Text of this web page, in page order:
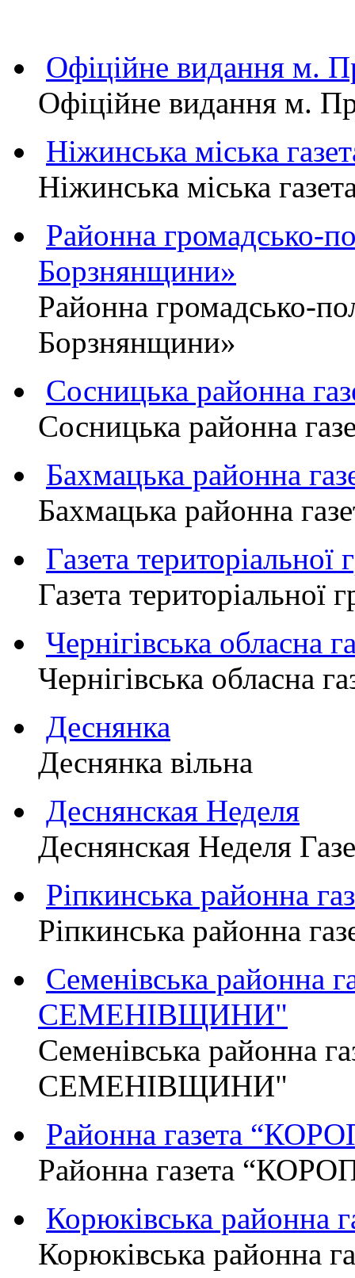
Офіційне видання
Офіційне видання м.
Ніжинська міська
Ніжинська міська
Районна громадсько-
Борзнянщини»
Районна громадсько-
Борзнянщини»
Сосницька районна
Сосницька районна
Бахмацька районна
Бахмацька районна
Газета
Газета
Чернігівська обласна
Чернігівська обласна
Деснянка
Деснянка вільна
Деснянская Неделя
Деснянская Неделя
Ріпкинська районна
Ріпкинська районна
Семенівська районна
СЕМЕНІВЩИНИ"
Семенівська районна
СЕМЕНІВЩИНИ"
Районна газета
Районна газета
Корюківська районна
Корюківська районна